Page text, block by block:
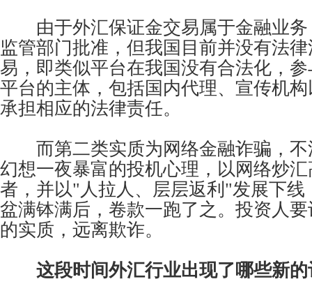
由于外汇保证金交易属于金融业务
监管部门批准，但我国目前并没有法
易，即类似平台在我国没有合法化，
平台的主体，包括国内代理、宣传机
承担相应的法律责任。
而第二类实质为网络金融诈骗，不
幻想一夜暴富的投机心理，以网络炒
者，并以"人拉人、层层返利"发展下线
盆满钵满后，卷款一跑了之。投资人
的实质，远离欺诈。
这段时间外汇行业出现了哪些新